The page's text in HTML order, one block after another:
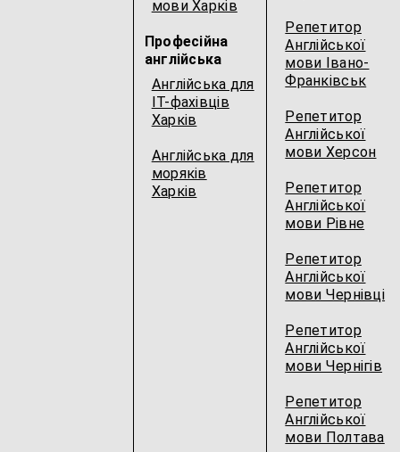
мови Харків
Професійна
англійська
Англійська для
IT-фахівців
Харків
Англійська для
моряків
Харків
Репетитор
Англійської
мови Івано-
Франківськ
Репетитор
Англійської
мови Херсон
Репетитор
Англійської
мови Рівне
Репетитор
Англійської
мови Чернівці
Репетитор
Англійської
мови Чернігів
Репетитор
Англійської
мови Полтава